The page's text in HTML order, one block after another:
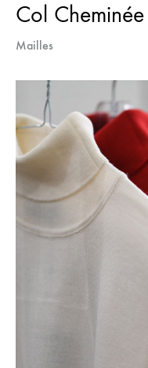
Col Cheminée
Mailles